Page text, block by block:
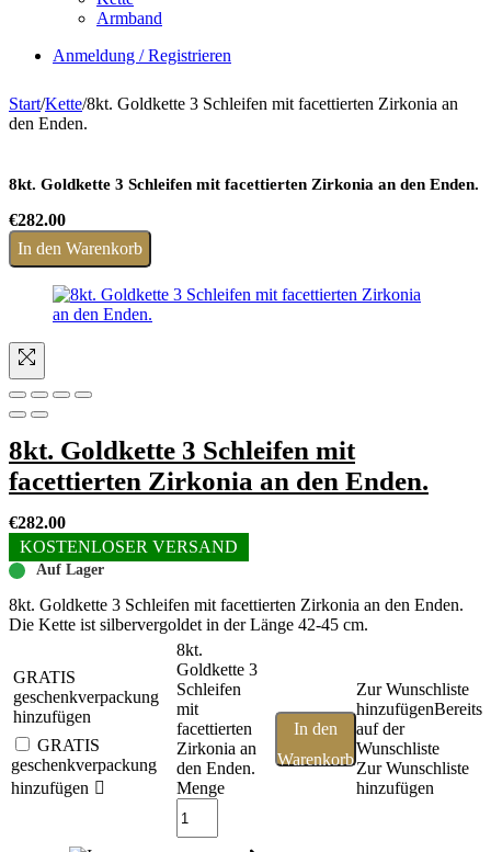
Armband
Anmeldung / Registrieren
Start/Kette/8kt. Goldkette 3 Schleifen mit facettierten Zirkonia an
den Enden.
8kt. Goldkette 3 Schleifen mit facettierten Zirkonia an den Enden.
€282.00
In den Warenkorb
8kt. Goldkette 3 Schleifen mit
facettierten Zirkonia an den Enden.
€282.00
KOSTENLOSER VERSAND
Auf Lager
8kt. Goldkette 3 Schleifen mit facettierten Zirkonia an den Enden.
Die Kette ist silbervergoldet in der Länge 42-45 cm.
GRATIS
geschenkverpackung
hinzufügen
GRATIS
geschenkverpackung
hinzufügen
8kt.
Goldkette 3
Schleifen
mit
facettierten
Zirkonia an
den Enden.
Menge
In den
Warenkorb
Zur Wunschliste
hinzufügenBereits
auf der
Wunschliste
Zur Wunschliste
hinzufügen